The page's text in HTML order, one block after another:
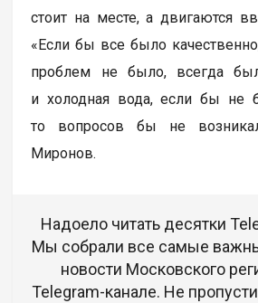
стоит на месте, а двигаются
«Если бы все было
проблем не было, всегда
и холодная вода, если бы не
то вопросов бы не
Миронов.
Надоело читать десятки
Мы собрали все самые
новости Московского
Telegram-канале. Не